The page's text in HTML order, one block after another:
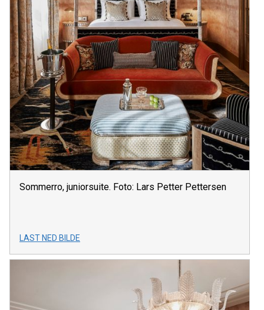
Sommerro, juniorsuite. Foto: Lars Petter Pettersen
LAST NED BILDE